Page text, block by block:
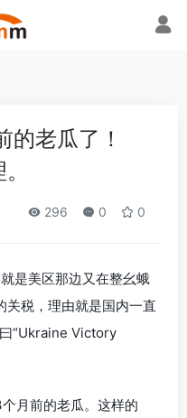
老瓜了！
296 0 0
是美区那边又在整幺蛾
关税，理由就是国内一直
“Ukraine Victory
月前的老瓜。这样的